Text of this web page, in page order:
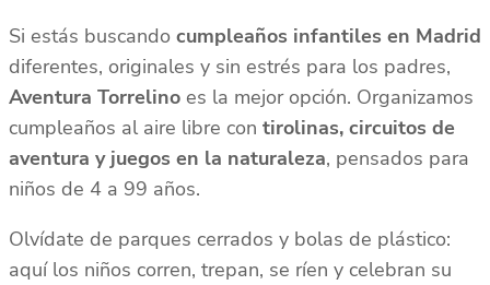
Si estás buscando cumpleaños infantiles en Madrid
diferentes, originales y sin estrés para los padres,
Aventura Torrelino es la mejor opción. Organizamos
cumpleaños al aire libre con tirolinas, circuitos de
aventura y juegos en la naturaleza, pensados para
niños de 4 a 99 años.
Olvídate de parques cerrados y bolas de plástico:
aquí los niños corren, trepan, se ríen y celebran su